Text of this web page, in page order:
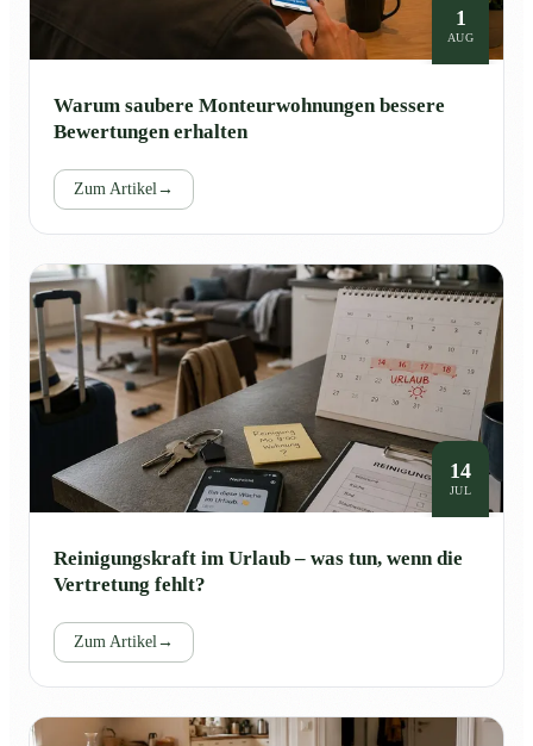
1
AUG
Warum saubere Monteurwohnungen bessere
Bewertungen erhalten
Zum Artikel →
14
JUL
Reinigungskraft im Urlaub – was tun, wenn die
Vertretung fehlt?
Zum Artikel →